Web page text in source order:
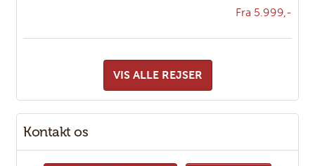
Fra 5.999,-
VIS ALLE REJSER
Kontakt os